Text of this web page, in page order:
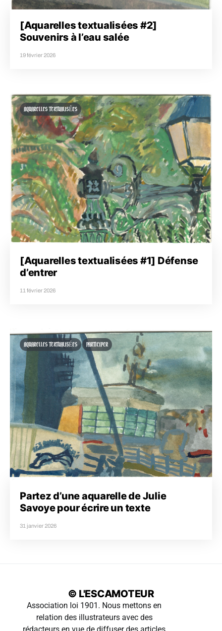
[Aquarelles textualisées #2]
Souvenirs à l’eau salée
19 février 2026
AQUARELLES TEXTUALISÉES
[Aquarelles textualisées #1] Défense
d’entrer
11 février 2026
AQUARELLES TEXTUALISÉES PARTICIPER
Partez d’une aquarelle de Julie
Savoye pour écrire un texte
31 janvier 2026
© L'ESCAMOTEUR
Association loi 1901. Nous mettons en
relation des illustrateurs avec des
rédacteurs en vue de diffuser des articles